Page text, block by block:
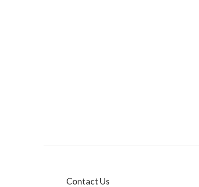
Contact Us